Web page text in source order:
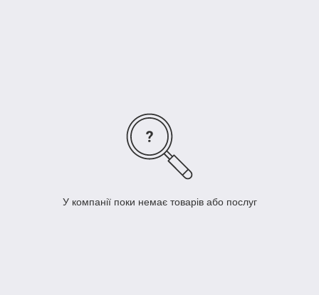
У компанії поки немає товарів або послуг